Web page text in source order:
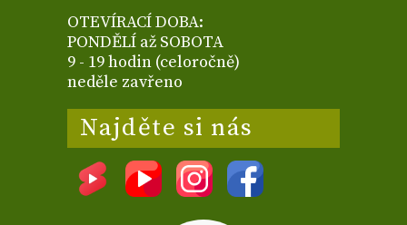
OTEVÍRACÍ DOBA:
PONDĚLÍ až SOBOTA
9 - 19 hodin (celoročně)
neděle zavřeno
Najděte si nás